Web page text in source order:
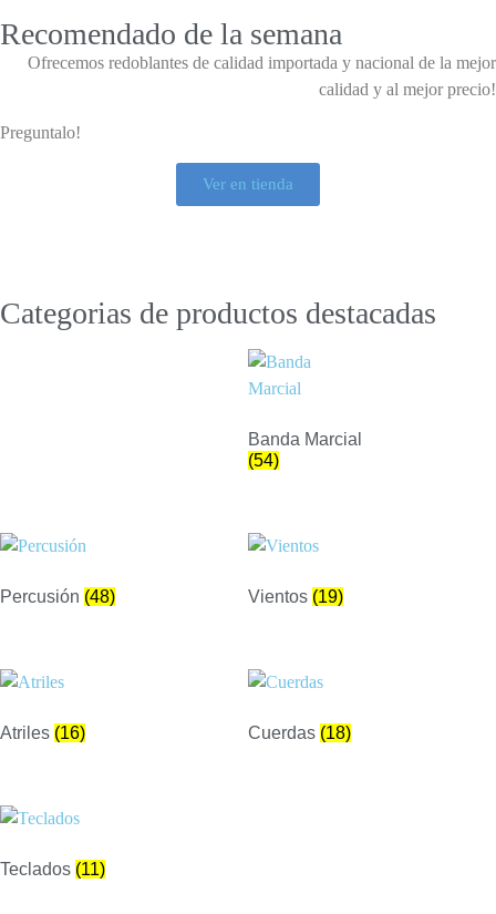
Recomendado de la semana
Ofrecemos redoblantes de calidad importada y nacional de la mejor
calidad y al mejor precio!
Preguntalo!
Ver en tienda
Categorias de productos destacadas
Banda Marcial
(54)
Percusión (48) Vientos (19)
Atriles (16) Cuerdas (18)
Teclados (11)